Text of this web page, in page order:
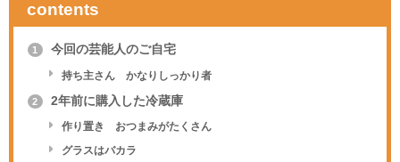
contents
1 今回の芸能人のご自宅
持ち主さん かなりしっかり者
2 2年前に購入した冷蔵庫
作り置き おつまみがたくさん
グラスはバカラ